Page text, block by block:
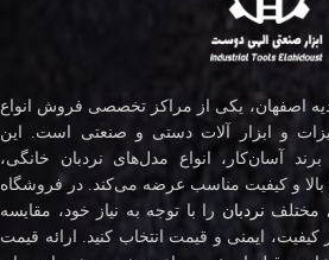
اصفهان، یکی از مراکز تخصصی فروش انواع
و ابزار آلات دستی و صنعتی است. این
آسان‌کار، انواع مدل‌های نردبان خانگی،
بالا و کیفیت مناسب عرضه می‌کند. در فروشگاه
مختلف نردبان را با توجه به نیاز خود، مقایسه
کیفیت، ایمنی و قیمت انتخاب کنید. ارائه قیمت